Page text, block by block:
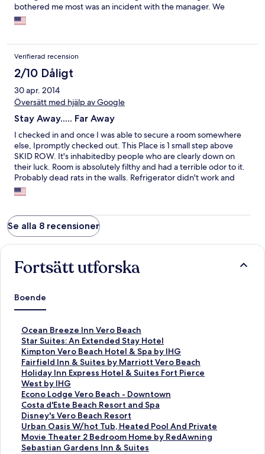
bothered me most was an incident with the manager. We
decided to stay an extra day so we called from the boat before
check out and asked for one more evening. When we got to the
number and we had paid for a week in advance already. This
was rude and uncalled for. Stay away if you expect manors
Verifierad recension
2/10 Dåligt
30 apr. 2014
Översätt med hjälp av Google
Stay Away..... Far Away
I checked in and once I was able to secure a room somewhere
else, Ipromptly checked out. This Place is 1 small step above
SKID ROW. It's inhabitedby people who are clearly down on
their luck. Room is absolutely filthy and had a terrible odor to it.
Probably dead rats in the walls. Refrigerator didn't work and
they knew it when they gave me the room, as it was unplugged
and moldy. There were holes in the wall and the kitchen area
were dirty, moldy, filthy. The pictures on the internet are
misleading. Actually, I wonder what hotel they took those
pictures at because it certainly wasn't this one.
Se alla 8 recensioner
Fortsätt utforska
Boende
Ocean Breeze Inn Vero Beach
L
ä
n
k
t
i
l
l
s
i
d
a
Star Suites: An Extended Stay Hotel
L
ä
n
k
t
i
l
l
s
i
d
Kimpton Vero Beach Hotel & Spa by IHG
L
ä
n
k
t
i
l
l
s
i
Fairfield Inn & Suites by Marriott Vero Beach
L
ä
n
k
t
i
l
l
s
Holiday Inn Express Hotel & Suites Fort Pierce
West by IHG
L
ä
n
k
t
i
l
l
Econo Lodge Vero Beach - Downtown
L
ä
n
k
t
i
Costa d'Este Beach Resort and Spa
L
ä
n
k
t
Disney's Vero Beach Resort
L
ä
n
k
Urban Oasis W/hot Tub, Heated Pool And Private
Movie Theater 2 Bedroom Home by RedAwning
L
ä
n
Sebastian Gardens Inn & Suites
L